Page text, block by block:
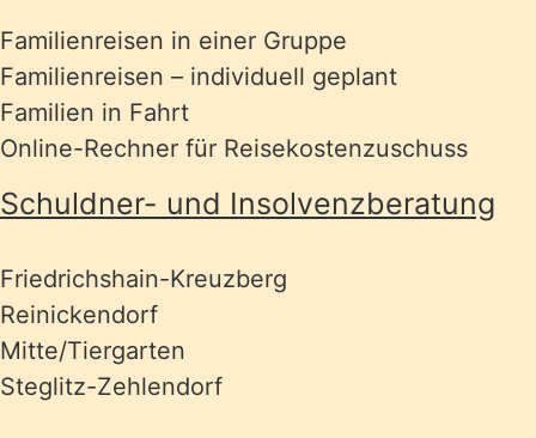
Familienreisen in einer Gruppe
Familienreisen – individuell geplant
Familien in Fahrt
Online-Rechner für Reisekostenzuschuss
Schuldner- und Insolvenzberatung
Friedrichshain-Kreuzberg
Reinickendorf
Mitte/Tiergarten
Steglitz-Zehlendorf